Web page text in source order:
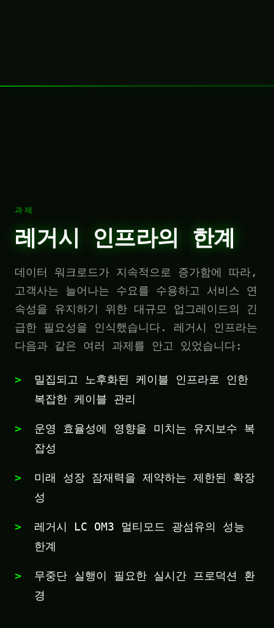
과제
레거시 인프라의 한계
데이터 워크로드가 지속적으로 증가함에 따라,
고객사는 늘어나는 수요를 수용하고 서비스 연
속성을 유지하기 위한 대규모 업그레이드의 긴
급한 필요성을 인식했습니다. 레거시 인프라는
다음과 같은 여러 과제를 안고 있었습니다:
밀집되고 노후화된 케이블 인프라로 인한
복잡한 케이블 관리
운영 효율성에 영향을 미치는 유지보수 복
잡성
미래 성장 잠재력을 제약하는 제한된 확장
성
레거시 LC OM3 멀티모드 광섬유의 성능
한계
무중단 실행이 필요한 실시간 프로덕션 환
경